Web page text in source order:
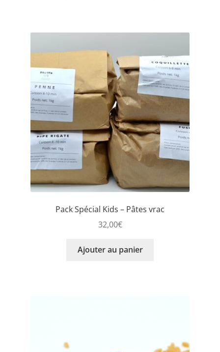
Pack Spécial Kids – Pâtes vrac
32,00€
Ajouter au panier